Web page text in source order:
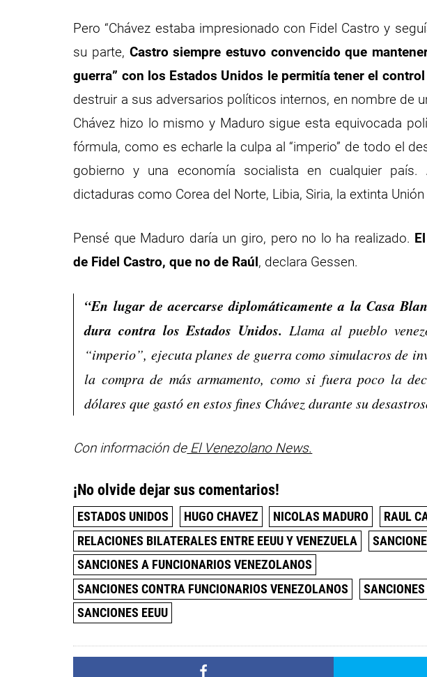
Pero “Chávez estaba impresionado con Fidel Castro y
su parte, Castro siempre estuvo convencido que
guerra” con los Estados Unidos le permitía tener el
destruir a sus adversarios políticos internos, en nombre de
Chávez hizo lo mismo y Maduro sigue esta equivocada
fórmula, como es echarle la culpa al “imperio” de todo el
gobierno y una economía socialista en cualquier
dictaduras como Corea del Norte, Libia, Siria, la extinta Unión
Pensé que Maduro daría un giro, pero no lo ha realizado.
de Fidel Castro, que no de Raúl, declara Gessen.
“En lugar de acercarse diplomáticamente a la Casa
dura contra los Estados Unidos. Llama al pueblo
“imperio”, ejecuta planes de guerra como simulacros de
la compra de más armamento, como si fuera poco la
dólares que gastó en estos fines Chávez durante su
Con información deEl Venezolano News.
¡No olvide dejar sus comentarios!
ESTADOS UNIDOS HUGO CHAVEZ NICOLAS MADURO
RAUL
RELACIONES BILATERALES ENTRE EEUU Y VENEZUELA
SANCIONES A FUNCIONARIOS VENEZOLANOS
SANCIONES CONTRA FUNCIONARIOS VENEZOLANOS
SANCIONES EEUU